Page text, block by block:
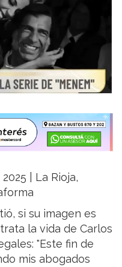
| La Rioja,
si su imagen es
la vida de Carlos
"Este fin de
mis abogados